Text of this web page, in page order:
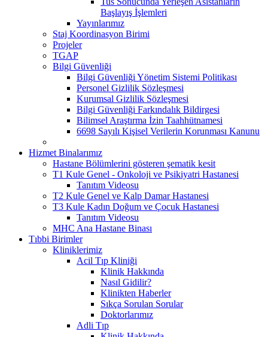
Başlayış İşlemleri
Yayınlarımız
Staj Koordinasyon Birimi
Projeler
TGAP
Bilgi Güvenliği
Bilgi Güvenliği Yönetim Sistemi Politikası
Personel Gizlilik Sözleşmesi
Kurumsal Gizlilik Sözleşmesi
Bilgi Güvenliği Farkındalık Bildirgesi
Bilimsel Araştırma İzin Taahhütnamesi
6698 Sayılı Kişisel Verilerin Korunması Kanunu
Hizmet Binalarımız
Hastane Bölümlerini gösteren şematik kesit
T1 Kule Genel - Onkoloji ve Psikiyatri Hastanesi
Tanıtım Videosu
T2 Kule Genel ve Kalp Damar Hastanesi
T3 Kule Kadın Doğum ve Çocuk Hastanesi
Tanıtım Videosu
MHC Ana Hastane Binası
Tıbbi Birimler
Kliniklerimiz
Acil Tıp Kliniği
Klinik Hakkında
Nasıl Gidilir?
Klinikten Haberler
Sıkça Sorulan Sorular
Doktorlarımız
Adli Tıp